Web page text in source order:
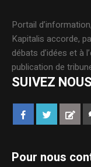
Portail
Kapitalis accorde,
débats d’idées et à
publication de
SUIVEZ NOUS
Pour nous